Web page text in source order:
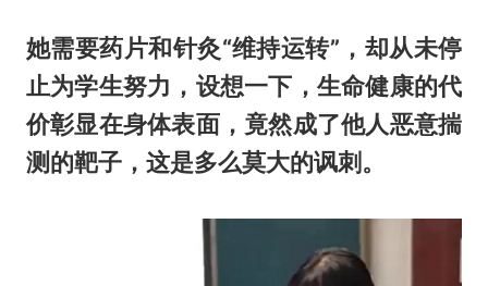
她需要药片和针灸“维持运转”，却从未停
止为学生努力，设想一下，生命健康的代
价彰显在身体表面，竟然成了他人恶意揣
测的靶子，这是多么莫大的讽刺。